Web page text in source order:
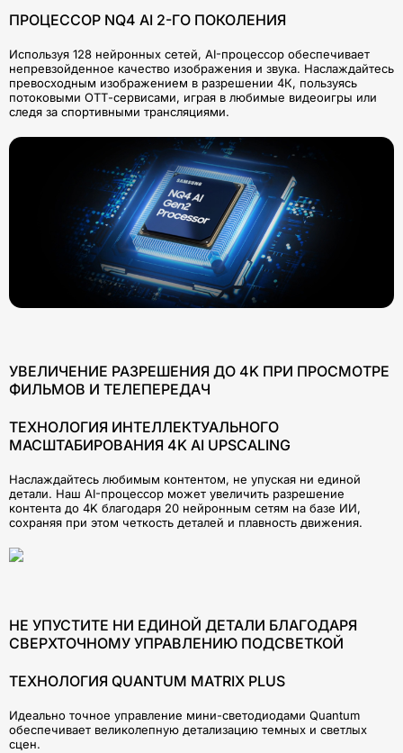
ПРОЦЕССОР NQ4 AI 2-ГО ПОКОЛЕНИЯ
Используя 128 нейронных сетей, AI-процессор обеспечивает
непревзойденное качество изображения и звука. Наслаждайтесь
превосходным изображением в разрешении 4К, пользуясь
потоковыми ОТТ-сервисами, играя в любимые видеоигры или
следя за спортивными трансляциями.
УВЕЛИЧЕНИЕ РАЗРЕШЕНИЯ ДО 4K ПРИ ПРОСМОТРЕ
ФИЛЬМОВ И ТЕЛЕПЕРЕДАЧ
ТЕХНОЛОГИЯ ИНТЕЛЛЕКТУАЛЬНОГО
МАСШТАБИРОВАНИЯ 4K AI UPSCALING
Наслаждайтесь любимым контентом, не упуская ни единой
детали. Наш AI-процессор может увеличить разрешение
контента до 4K благодаря 20 нейронным сетям на базе ИИ,
сохраняя при этом четкость деталей и плавность движения.
НЕ УПУСТИТЕ НИ ЕДИНОЙ ДЕТАЛИ БЛАГОДАРЯ
СВЕРХТОЧНОМУ УПРАВЛЕНИЮ ПОДСВЕТКОЙ
ТЕХНОЛОГИЯ QUANTUM MATRIX PLUS
Идеально точное управление мини-светодиодами Quantum
обеспечивает великолепную детализацию темных и светлых
сцен.